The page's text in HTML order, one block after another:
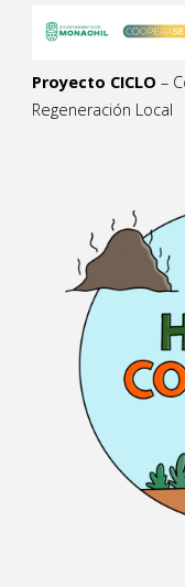
Proyecto CICLO –
Regeneración Local